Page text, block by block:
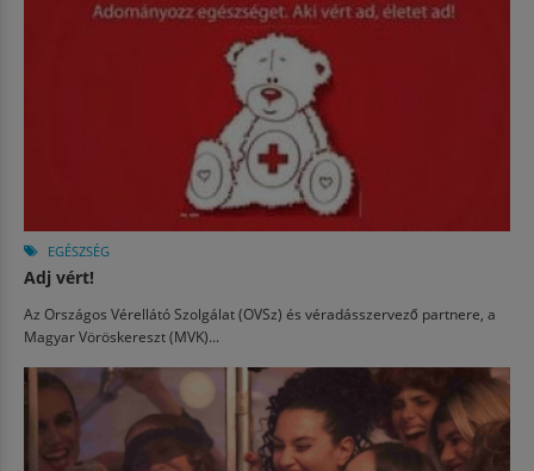
EGÉSZSÉG
Adj vért!
Az Országos Vérellátó Szolgálat (OVSz) és véradásszervező partnere, a
Magyar Vöröskereszt (MVK)...